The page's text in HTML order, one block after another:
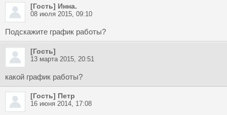
[Гость] Инна.
08 июля 2015, 09:10
Подскажите график работы?
[Гость]
13 марта 2015, 20:51
какой график работы?
[Гость] Петр
16 июня 2014, 17:08